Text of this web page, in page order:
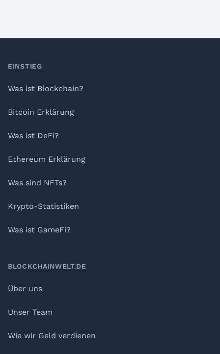
Footer
EINSTIEG
Was ist Blockchain?
Bitcoin Erklärung
Was ist DeFi?
Ethereum Erklärung
Was sind NFTs?
Krypto-Statistiken
Was ist GameFi?
BLOCKCHAINWELT.DE
Über uns
Unser Team
Wie wir Geld verdienen